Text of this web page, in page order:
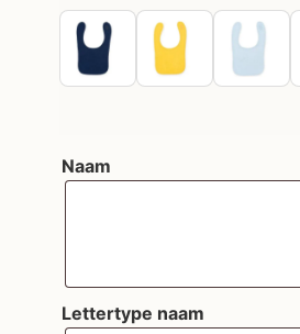
Naam
Lettertype naam